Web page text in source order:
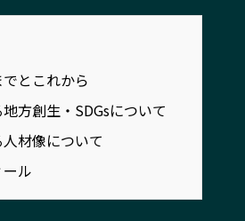
長崎エリア
鹿児島エリア
す
とこれから
方創生・SDGsについて
材像について
ル